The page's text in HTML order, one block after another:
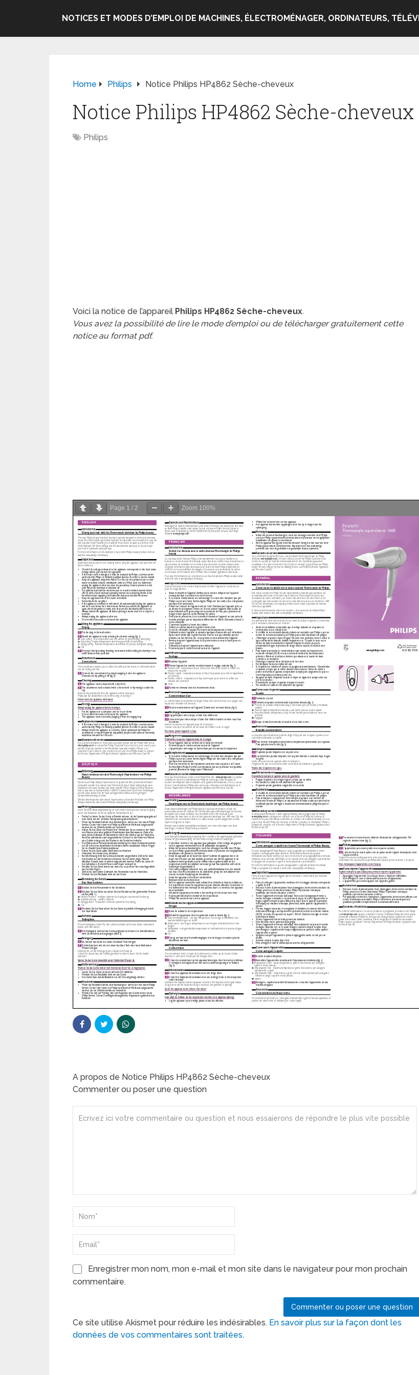
NOTICES ET MODES D’EMPLOI DE MACHINES, ÉLECTROMÉNAGER, ORDINATEURS,
Home Philips Notice Philips HP4862 Sèche-cheveux
Notice Philips HP4862 Sèche-cheveux
Philips
Voici la notice de l’appareil Philips HP4862 Sèche-cheveux.
Vous avez la possibilité de lire le mode d’emploi ou de télécharger gratuitement cette
notice au format pdf.
Page 1 / 2 Zoom 100%
A propos de Notice Philips HP4862 Sèche-cheveux
Commenter ou poser une question
Enregistrer mon nom, mon e-mail et mon site dans le navigateur pour mon prochain
commentaire.
Ce site utilise Akismet pour réduire les indésirables. En savoir plus sur la façon dont les
données de vos commentaires sont traitées.